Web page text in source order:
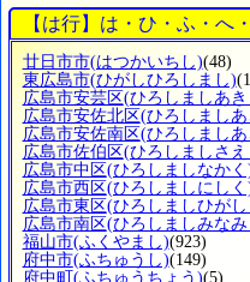
【は行】は・ひ・ふ・へ
廿日市市(はつかいちし)
東広島市(ひがしひろしまし)
広島市安芸区(ひろしましあき
広島市安佐北区(ひろしまし
広島市安佐南区(ひろしまし
広島市佐伯区(ひろしましさ
広島市中区(ひろしましなかく
広島市西区(ひろしましにしく
広島市東区(ひろしましひがし
広島市南区(ひろしましみなみ
福山市(ふくやまし)(923)
府中市(ふちゅうし)(149)
府中町(ふちゅうちょう)(5)